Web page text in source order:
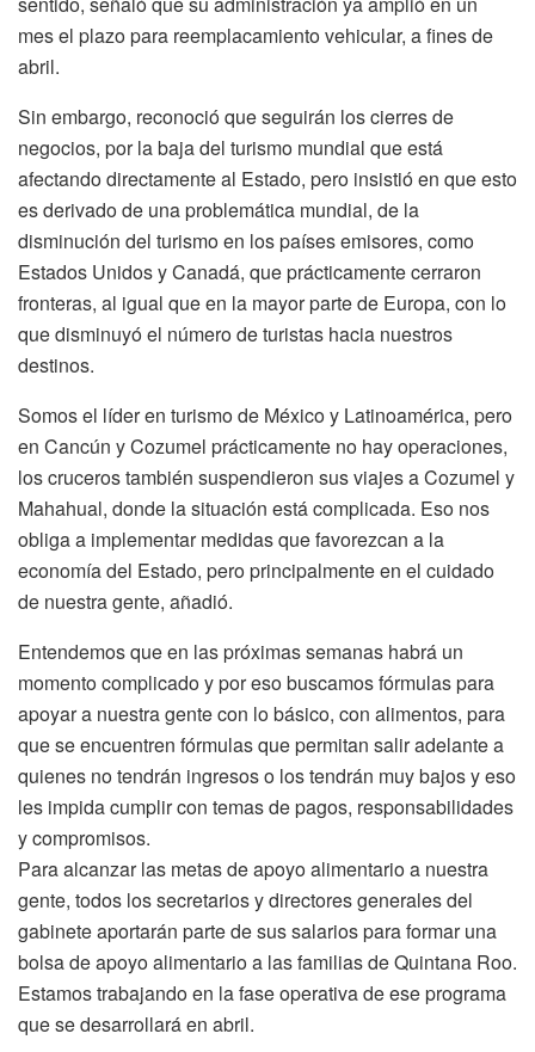
mes el plazo para reemplacamiento vehicular, a fines de
abril.
Sin embargo, reconoció que seguirán los cierres de
negocios, por la baja del turismo mundial que está
afectando directamente al Estado, pero insistió en que esto
es derivado de una problemática mundial, de la
disminución del turismo en los países emisores, como
Estados Unidos y Canadá, que prácticamente cerraron
fronteras, al igual que en la mayor parte de Europa, con lo
que disminuyó el número de turistas hacia nuestros
destinos.
Somos el líder en turismo de México y Latinoamérica, pero
en Cancún y Cozumel prácticamente no hay operaciones,
los cruceros también suspendieron sus viajes a Cozumel y
Mahahual, donde la situación está complicada. Eso nos
obliga a implementar medidas que favorezcan a la
economía del Estado, pero principalmente en el cuidado
de nuestra gente, añadió.
Entendemos que en las próximas semanas habrá un
momento complicado y por eso buscamos fórmulas para
apoyar a nuestra gente con lo básico, con alimentos, para
que se encuentren fórmulas que permitan salir adelante a
quienes no tendrán ingresos o los tendrán muy bajos y eso
les impida cumplir con temas de pagos, responsabilidades
y compromisos.
Para alcanzar las metas de apoyo alimentario a nuestra
gente, todos los secretarios y directores generales del
gabinete aportarán parte de sus salarios para formar una
bolsa de apoyo alimentario a las familias de Quintana Roo.
Estamos trabajando en la fase operativa de ese programa
que se desarrollará en abril.